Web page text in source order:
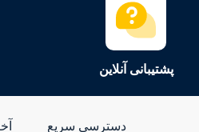
دارد. سیم مفتول پرتو
پشتیبانی آنلاین
دسترسی سریع